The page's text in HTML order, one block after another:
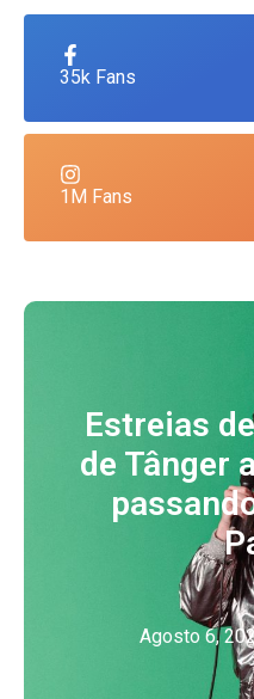
35k Fans
1M Fans
Estreias
de Tânger
Agosto 6,